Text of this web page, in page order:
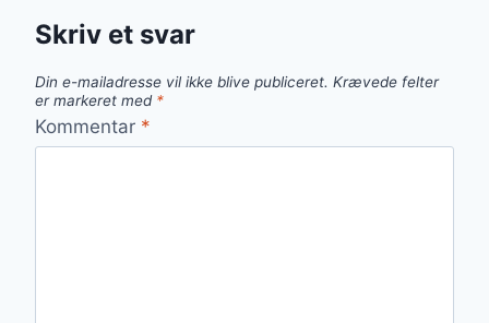
Skriv et svar
Din e-mailadresse vil ikke blive publiceret. Krævede felter
er markeret med *
Kommentar *